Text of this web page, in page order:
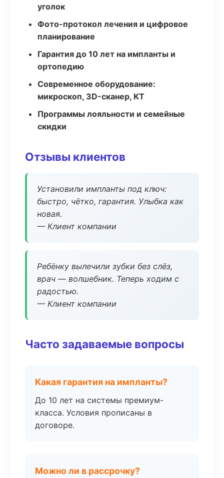
уголок
Фото-протокол лечения и цифровое
планирование
Гарантия до 10 лет на импланты и
ортопедию
Современное оборудование:
микроскоп, 3D-сканер, КТ
Программы лояльности и семейные
скидки
Отзывы клиентов
Установили импланты под ключ:
быстро, чётко, гарантия. Улыбка как
новая.
— Клиент компании
Ребёнку вылечили зубки без слёз,
врач — волшебник. Теперь ходим с
радостью.
— Клиент компании
Часто задаваемые вопросы
Какая гарантия на импланты?
До 10 лет на системы премиум-
класса. Условия прописаны в
договоре.
Можно ли в рассрочку?